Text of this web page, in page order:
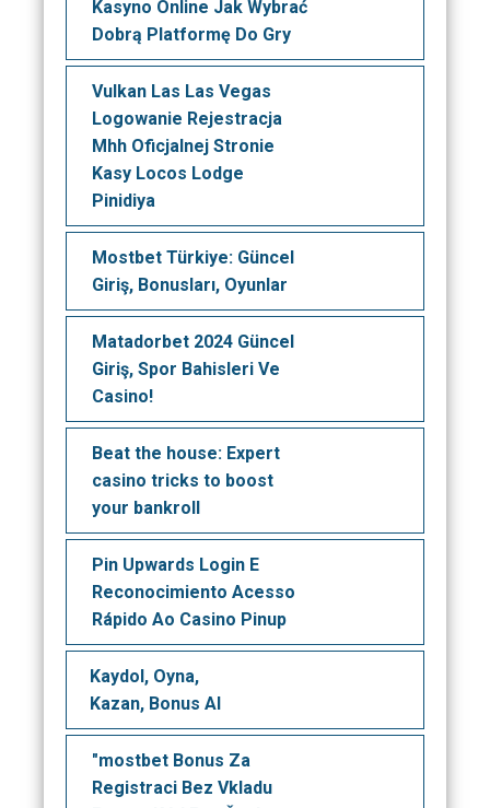
Kasyno Online Jak Wybrać
Dobrą Platformę Do Gry
Vulkan Las Las Vegas
Logowanie Rejestracja
Mhh Oficjalnej Stronie
Kasy Locos Lodge
Pinidiya
Mostbet Türkiye: Güncel
Giriş, Bonusları, Oyunlar
Matadorbet 2024 Güncel
Giriş, Spor Bahisleri Ve
Casino!
Beat the house: Expert
casino tricks to boost
your bankroll
Pin Upwards Login E
Reconocimiento Acesso
Rápido Ao Casino Pinup
Kaydol, Oyna,
Kazan, Bonus Al
"mostbet Bonus Za
Registraci Bez Vkladu